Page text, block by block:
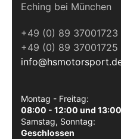
Eching bei München
+49 (0) 89 37001723
+49 (0) 89 37001725
Montag - Freitag:
08:00 - 12:00 und
Samstag, Sonntag:
Geschlossen